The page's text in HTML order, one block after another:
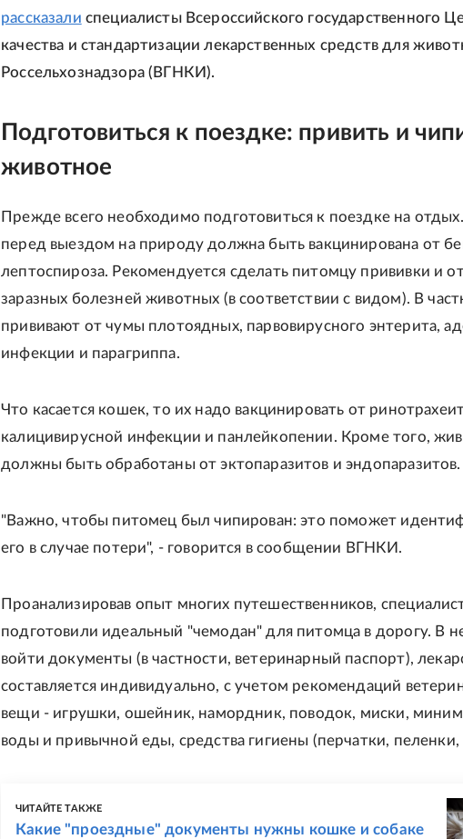
рассказали специалисты Всероссийского государственного
качества и стандартизации лекарственных средств для
Россельхознадзора (ВГНКИ).
Подготовиться к поездке: привить и
животное
Прежде всего необходимо подготовиться к поездке на отдых.
перед выездом на природу должна быть вакцинирована от
лептоспироза. Рекомендуется сделать питомцу прививки и
заразных болезней животных (в соответствии с видом). В
прививают от чумы плотоядных, парвовирусного энтерита,
инфекции и парагриппа.
Что касается кошек, то их надо вакцинировать от
калицивирусной инфекции и панлейкопении. Кроме того,
должны быть обработаны от эктопаразитов и эндопаразитов.
"Важно, чтобы питомец был чипирован: это поможет
его в случае потери", - говорится в сообщении ВГНКИ.
Проанализировав опыт многих путешественников,
подготовили идеальный "чемодан" для питомца в дорогу. В
войти документы (в частности, ветеринарный паспорт),
составляется индивидуально, с учетом рекомендаций
вещи - игрушки, ошейник, намордник, поводок, миски,
воды и привычной еды, средства гигиены (перчатки, пеленки,
ЧИТАЙТЕ ТАКЖЕ
Какие "проездные" документы нужны кошке и собаке